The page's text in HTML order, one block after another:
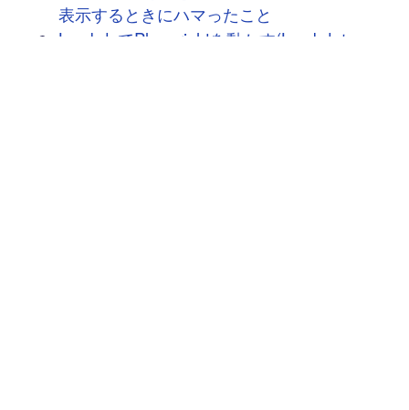
表示するときにハマったこと
LambdaでPlaywrightを動かす(Lambdaレ